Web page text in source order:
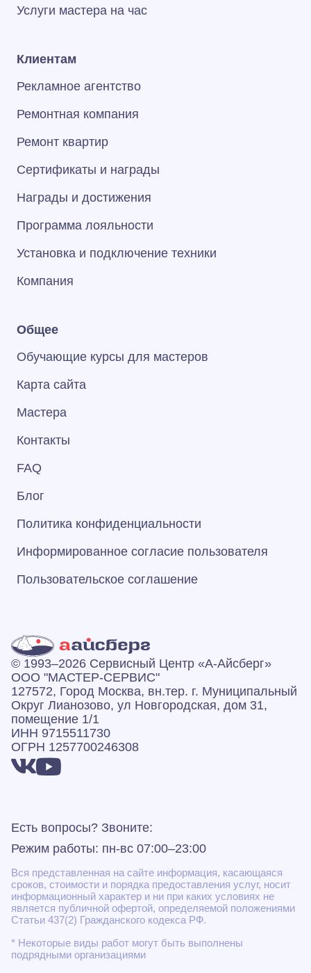
Услуги мастера на час
Клиентам
Рекламное агентство
Ремонтная компания
Ремонт квартир
Сертификаты и награды
Награды и достижения
Программа лояльности
Установка и подключение техники
Компания
Общее
Обучающие курсы для мастеров
Карта сайта
Мастера
Контакты
FAQ
Блог
Политика конфиденциальности
Информированное согласие пользователя
Пользовательское соглашение
© 1993–2026 Сервисный Центр «А‑Айсберг»
ООО "МАСТЕР-СЕРВИС"
127572, Город Москва, вн.тер. г. Муниципальный
Округ Лианозово, ул Новгородская, дом 31,
помещение 1/1
ИНН 9715511730
ОГРН 1257700246308
Есть вопросы? Звоните:
Режим работы: пн-вс 07:00–23:00
Вся представленная на сайте информация, касающаяся
сроков, стоимости и порядка предоставления услуг, носит
информационный характер и ни при каких условиях не
является публичной офертой, определяемой положениями
Статьи 437(2) Гражданского кодекса РФ.
* Некоторые виды работ могут быть выполнены
подрядными организациями